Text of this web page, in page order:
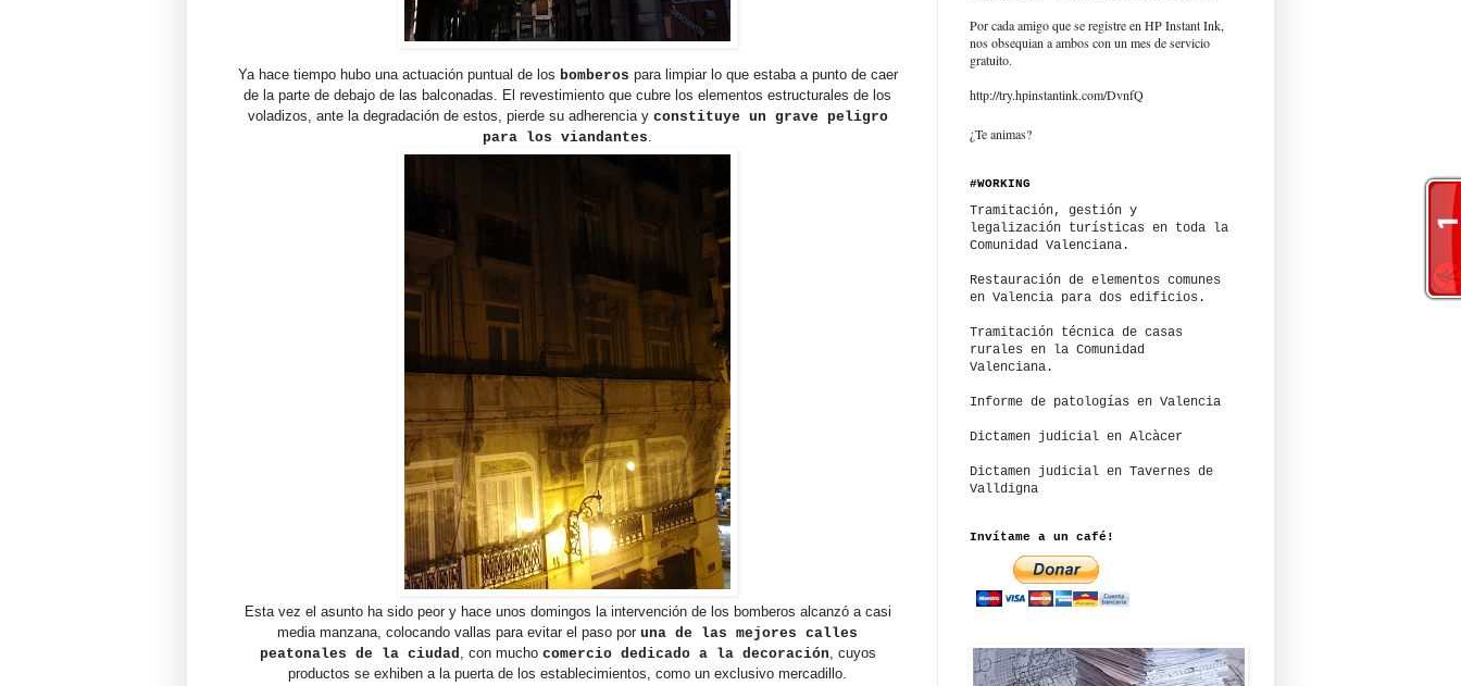
Ya hace tiempo hubo una actuación puntual de los bomberos para limpiar lo que estaba a punto de caer
de la parte de debajo de las balconadas. El revestimiento que cubre los elementos estructurales de los
voladizos, ante la degradación de estos, pierde su adherencia y constituye un grave peligro
para los viandantes.
Esta vez el asunto ha sido peor y hace unos domingos la intervención de los bomberos alcanzó a casi
media manzana, colocando vallas para evitar el paso por una de las mejores calles
peatonales de la ciudad, con mucho comercio dedicado a la decoración, cuyos
productos se exhiben a la puerta de los establecimientos, como un exclusivo mercadillo.
Por cada amigo que se registre en HP Instant Ink,
nos obsequian a ambos con un mes de servicio
gratuito.
http://try.hpinstantink.com/DvnfQ
¿Te animas?
#WORKING
Tramitación, gestión y
legalización turísticas en toda la
Comunidad Valenciana.
Restauración de elementos comunes
en Valencia para dos edificios.
Tramitación técnica de casas
rurales en la Comunidad
Valenciana.
Informe de patologías en Valencia
Dictamen judicial en Alcàcer
Dictamen judicial en Tavernes de
Valldigna
Invítame a un café!